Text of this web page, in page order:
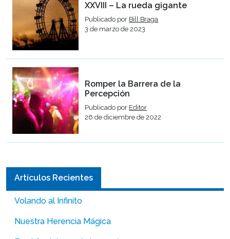
XXVIII – La rueda gigante
Publicado por Bill Braga
3 de marzo de 2023
Romper la Barrera de la
Percepción
Publicado por Editor
26 de diciembre de 2022
Artículos Recientes
Volando al Infinito
Nuestra Herencia Mágica